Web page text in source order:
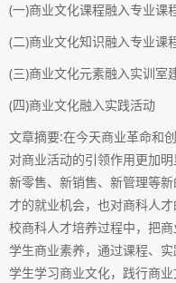
(一)商业文化课程融入专业课
(二)商业文化知识融入专业课
(三)商业文化元素融入实训室
(四)商业文化融入实践活动
文章摘要:在今天商业革命和
对商业活动的引领作用更加
新零售、新销售、新管理等
才的就业机会，也对商科人
校商科人才培养过程中，把
学生商业素养，通过课程、
学生学习商业文化，践行商